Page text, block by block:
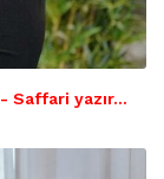
- Saffari yazır…